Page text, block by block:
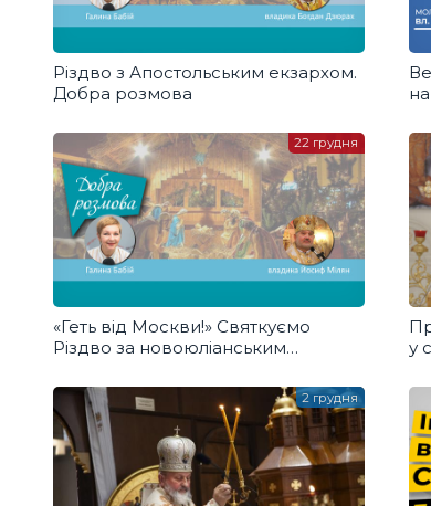
Різдво з Апостольським екзархом.
Добра розмова
«Геть від Москви!» Святкуємо
Різдво за новоюліанським
22 грудня
у
2 грудня